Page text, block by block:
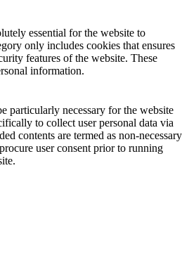
essential for the website to
only includes cookies that ensures
features of the website. These
information.
particularly necessary for the website
to collect user personal data via
contents are termed as non-necessary
user consent prior to running